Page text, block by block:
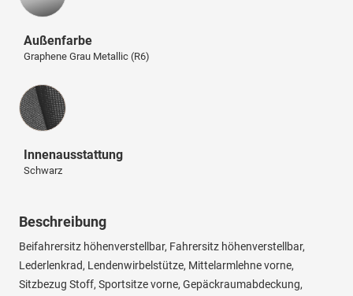
Außenfarbe
Graphene Grau Metallic (R6)
Innenausstattung
Innenausstattung
Schwarz
Beschreibung
Beifahrersitz höhenverstellbar, Fahrersitz höhenverstellbar,
Lederlenkrad, Lendenwirbelstütze, Mittelarmlehne vorne,
Sitzbezug Stoff, Sportsitze vorne, Gepäckraumabdeckung,